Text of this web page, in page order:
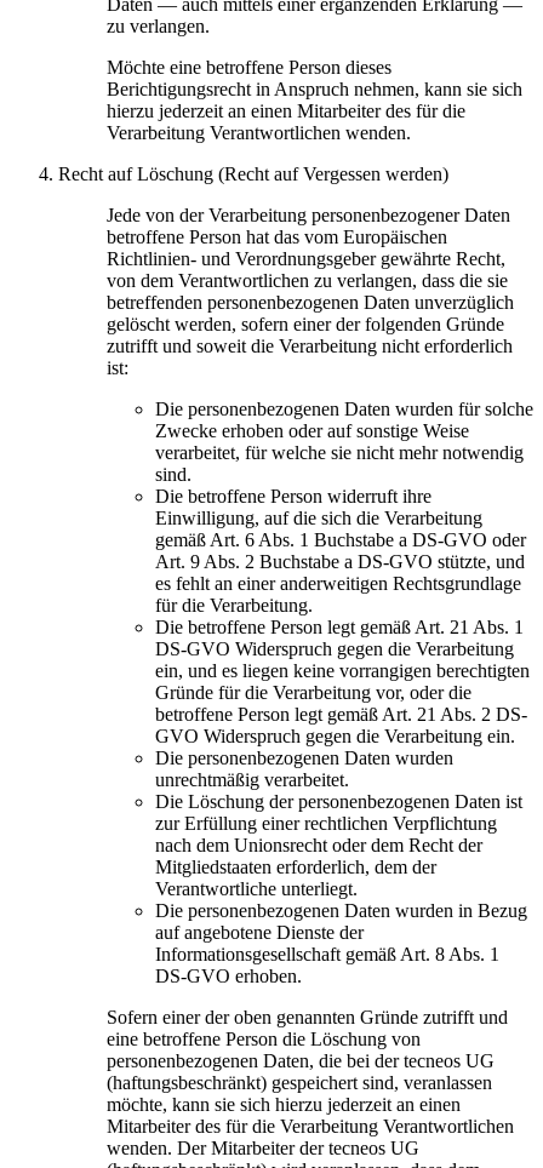
Daten — auch mittels einer ergänzenden Erklärung —
zu verlangen.
Möchte eine betroffene Person dieses
Berichtigungsrecht in Anspruch nehmen, kann sie sich
hierzu jederzeit an einen Mitarbeiter des für die
Verarbeitung Verantwortlichen wenden.
Recht auf Löschung (Recht auf Vergessen werden)
Jede von der Verarbeitung personenbezogener Daten
betroffene Person hat das vom Europäischen
Richtlinien- und Verordnungsgeber gewährte Recht,
von dem Verantwortlichen zu verlangen, dass die sie
betreffenden personenbezogenen Daten unverzüglich
gelöscht werden, sofern einer der folgenden Gründe
zutrifft und soweit die Verarbeitung nicht erforderlich
ist:
Die personenbezogenen Daten wurden für solche
Zwecke erhoben oder auf sonstige Weise
verarbeitet, für welche sie nicht mehr notwendig
sind.
Die betroffene Person widerruft ihre
Einwilligung, auf die sich die Verarbeitung
gemäß Art. 6 Abs. 1 Buchstabe a DS-GVO oder
Art. 9 Abs. 2 Buchstabe a DS-GVO stützte, und
es fehlt an einer anderweitigen Rechtsgrundlage
für die Verarbeitung.
Die betroffene Person legt gemäß Art. 21 Abs. 1
DS-GVO Widerspruch gegen die Verarbeitung
ein, und es liegen keine vorrangigen berechtigten
Gründe für die Verarbeitung vor, oder die
betroffene Person legt gemäß Art. 21 Abs. 2 DS-
GVO Widerspruch gegen die Verarbeitung ein.
Die personenbezogenen Daten wurden
unrechtmäßig verarbeitet.
Die Löschung der personenbezogenen Daten ist
zur Erfüllung einer rechtlichen Verpflichtung
nach dem Unionsrecht oder dem Recht der
Mitgliedstaaten erforderlich, dem der
Verantwortliche unterliegt.
Die personenbezogenen Daten wurden in Bezug
auf angebotene Dienste der
Informationsgesellschaft gemäß Art. 8 Abs. 1
DS-GVO erhoben.
Sofern einer der oben genannten Gründe zutrifft und
eine betroffene Person die Löschung von
personenbezogenen Daten, die bei der tecneos UG
(haftungsbeschränkt) gespeichert sind, veranlassen
möchte, kann sie sich hierzu jederzeit an einen
Mitarbeiter des für die Verarbeitung Verantwortlichen
wenden. Der Mitarbeiter der tecneos UG